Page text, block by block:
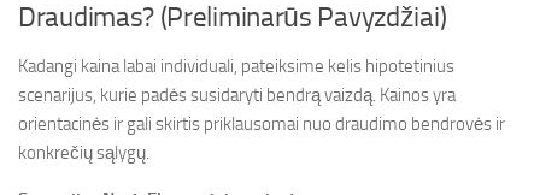
Draudimas? (Preliminarūs Pavyzdžiai)
Kadangi kaina labai individuali, pateiksime kelis hipotetinius
scenarijus, kurie padės susidaryti bendrą vaizdą. Kainos yra
orientacinės ir gali skirtis priklausomai nuo draudimo bendrovės ir
konkrečių sąlygų.